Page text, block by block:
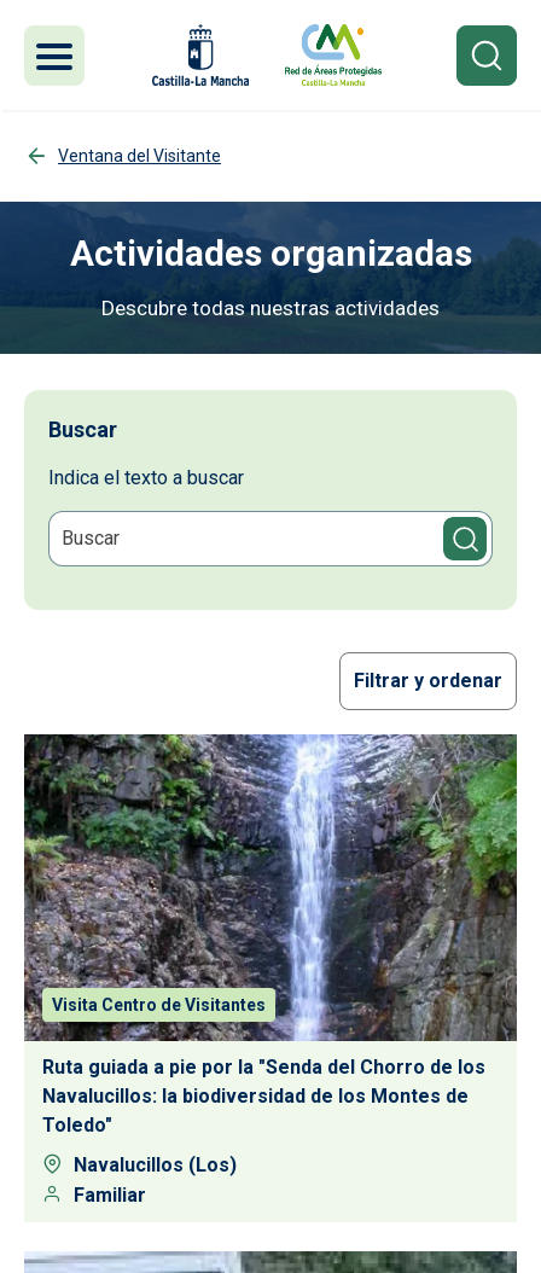
Ventana del Visitante
Actividades organizadas
Descubre todas nuestras actividades
Buscar
Indica el texto a buscar
Filtrar y ordenar
Visita Centro de Visitantes
Ruta guiada a pie por la "Senda del Chorro de los
Navalucillos: la biodiversidad de los Montes de
Toledo"
Navalucillos (Los)
Familiar